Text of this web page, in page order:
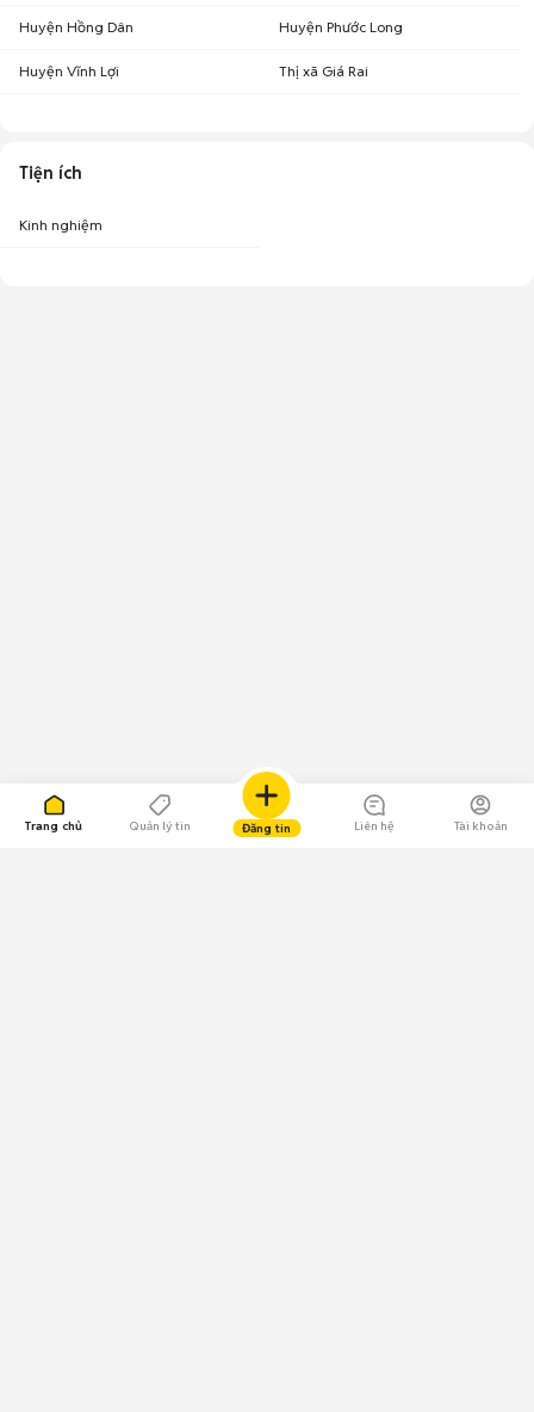
Trang chủ Quản lý tin Đăng tin Liên hệ Tài khoản
Huyện Hồng Dân Huyện Phước Long
Huyện Vĩnh Lợi Thị xã Giá Rai
Tiện ích
Kinh nghiệm